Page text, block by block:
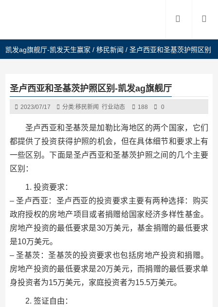
凯发ag旗舰厅-凯发天生赢家 /移民新闻 /圣卢西亚和圣基茨护照区别
圣卢西亚和圣基茨护照区别-凯发ag旗舰厅
2023/07/17 分类:移民新闻 行业动态 188 0
圣卢西亚和圣基茨是加勒比海地区的两个国家，它们
都提供了投资获得护照的机会，但在具体细节和要求上有
一些区别。下面是圣卢西亚和圣基茨护照之间的几个主要
区别：
1. 投资要求：
– 圣卢西亚：圣卢西亚的投资要求主要有两种选择：购买
政府授权的房地产项目或者捐赠给国家经济多样性基金。
房地产投资的最低要求是30万美元，基金捐赠的最低要求
是10万美元。
– 圣基茨：圣基茨的投资要求也包括房地产投资和捐赠。
房地产投资的最低要求是20万美元，而捐赠的最低要求单
身投资者为15万美元，家庭投资者为15.5万美元。
2. 签证自由：